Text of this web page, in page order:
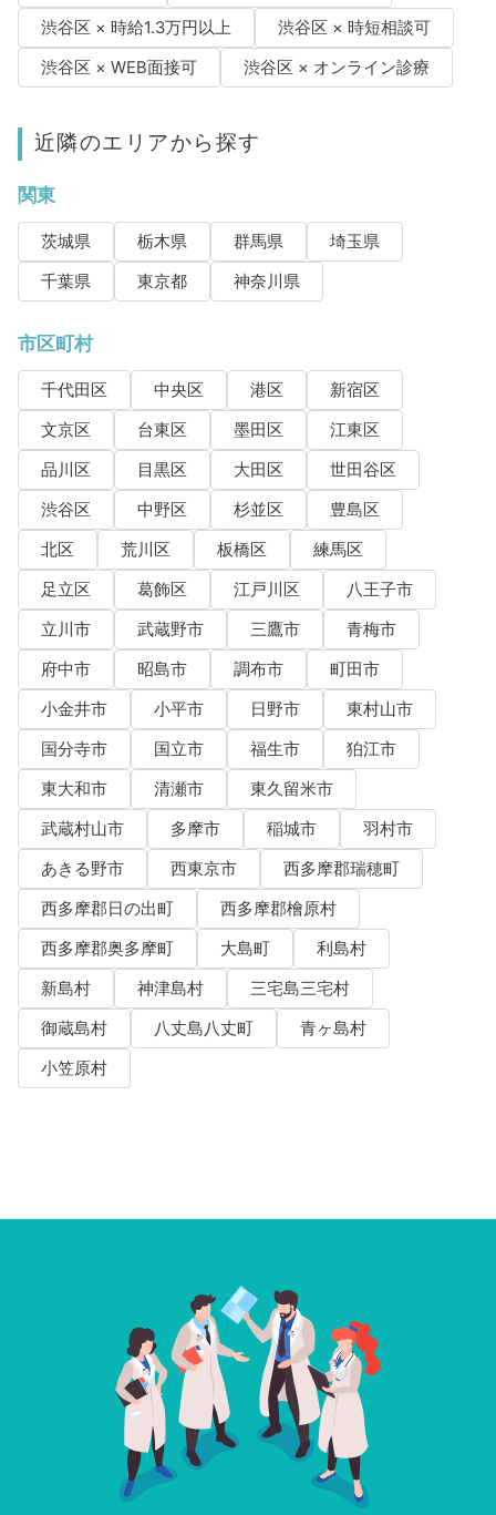
渋谷区 × 時給1.3万円以上
渋谷区 × 時短相談可
渋谷区 × WEB面接可
渋谷区 × オンライン診療
近隣のエリアから探す
関東
茨城県 栃木県 群馬県
埼玉県
千葉県
東京都 神奈川県
市区町村
千代田区 中央区 港区
新宿区
文京区
台東区 墨田区
江東区
品川区
目黒区 大田区
世田谷区
渋谷区
中野区 杉並区
豊島区
北区
荒川区 板橋区
練馬区
足立区
葛飾区 江戸川区
八王子市
立川市
武蔵野市 三鷹市
青梅市
府中市
昭島市 調布市
町田市
小金井市
小平市 日野市
東村山市
国分寺市
国立市 福生市
狛江市
東大和市
清瀬市
東久留米市
武蔵村山市
多摩市 稲城市
羽村市
あきる野市
西東京市
西多摩郡瑞穂町
西多摩郡日の出町
西多摩郡檜原村
西多摩郡奥多摩町
大島町
利島村
新島村
神津島村
三宅島三宅村
御蔵島村
八丈島八丈町
青ヶ島村
小笠原村